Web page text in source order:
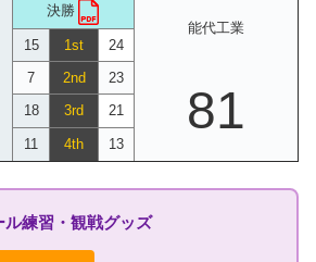
決勝
能代工業
15
1st 24
7 2nd 23
81
18 3rd 21
11 4th 13
ル練習・観戦グッズ